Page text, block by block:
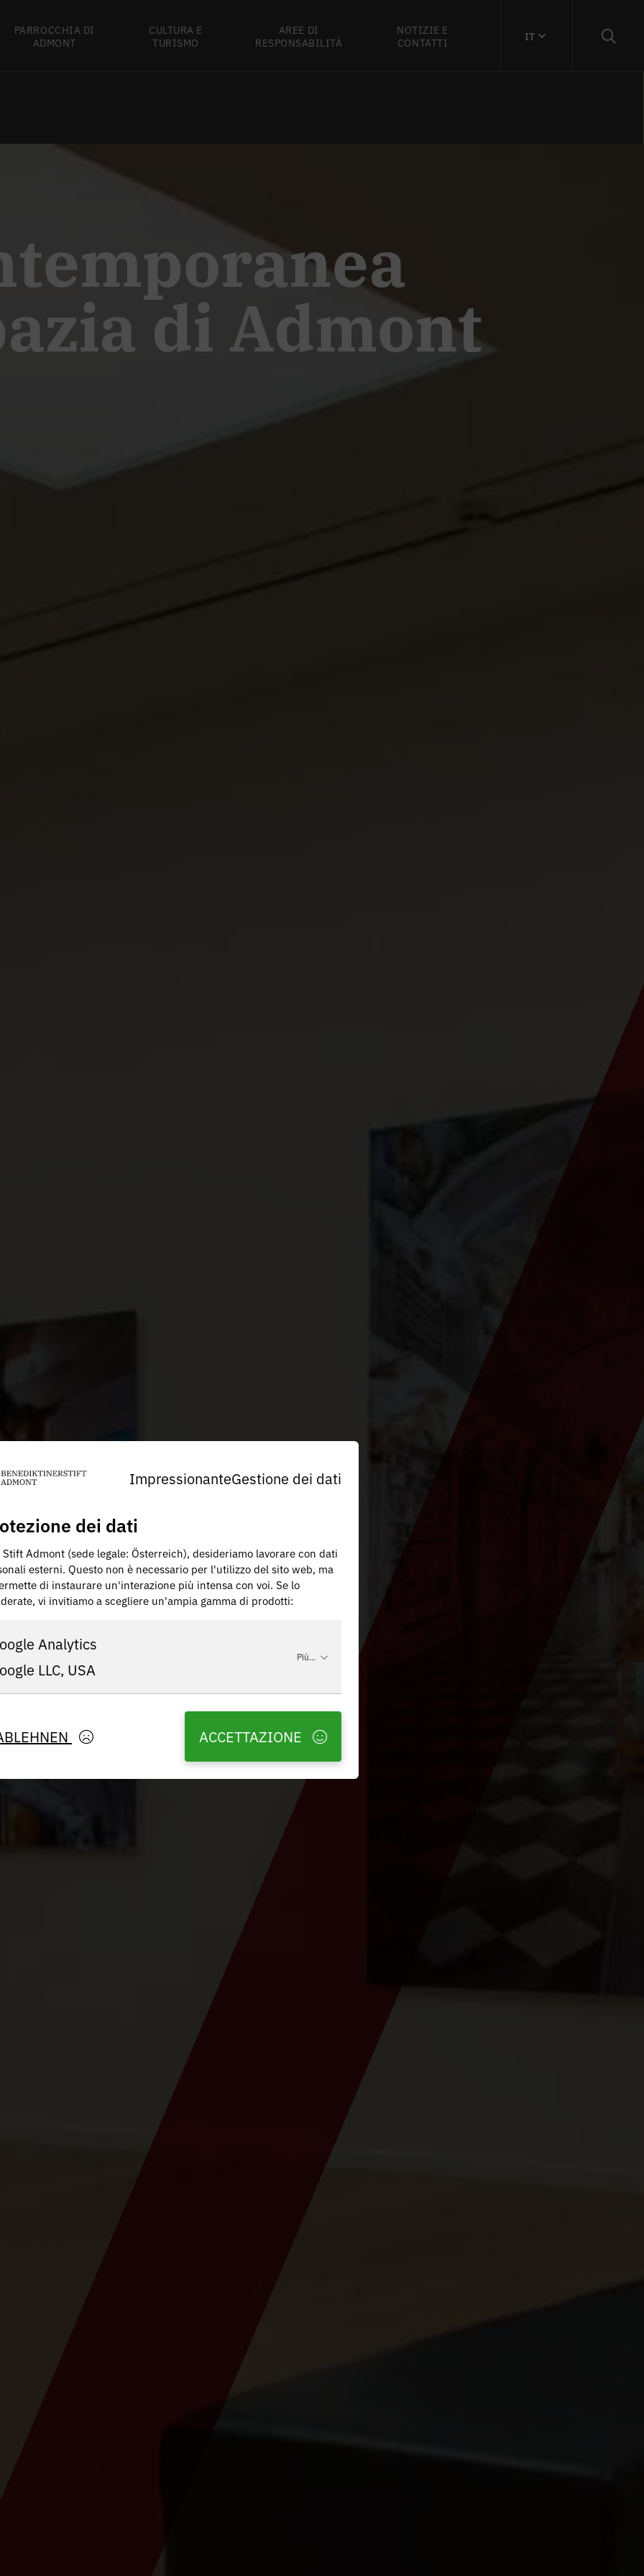
PARROCCHIA DI
ADMONT
CULTURA E
TURISMO
AREE DI
RESPONSABILITÀ
NOTIZIE E
CONTATTI
IT
di Admont
ImpressionanteGestione dei dati
dei dati
Stift Admont (sede legale: Österreich), desideriamo lavorare con dati
esterni. Questo non è necessario per l'utilizzo del sito web, ma
di instaurare un'interazione più intensa con voi. Se lo
vi invitiamo a scegliere un'ampia gamma di prodotti:
Analytics
LLC, USA
Più...
ACCETTAZIONE